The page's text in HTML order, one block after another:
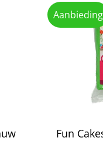
Aanbieding
Fun